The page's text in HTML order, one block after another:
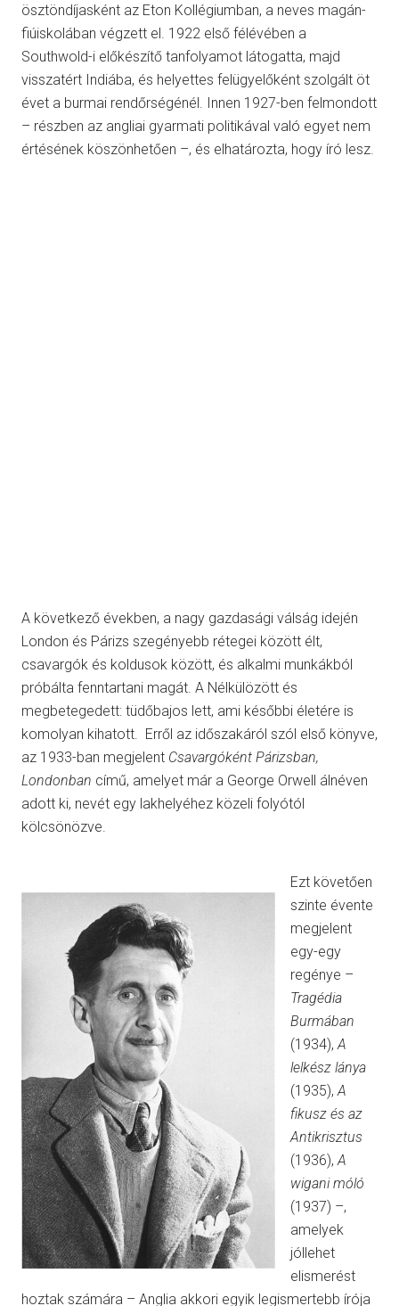
ösztöndíjasként az Eton Kollégiumban, a neves magán-
fiúiskolában végzett el. 1922 első félévében a
Southwold-i előkészítő tanfolyamot látogatta, majd
visszatért Indiába, és helyettes felügyelőként szolgált öt
évet a burmai rendőrségénél. Innen 1927-ben felmondott
– részben az angliai gyarmati politikával való egyet nem
értésének köszönhetően –, és elhatározta, hogy író lesz.
A következő években, a nagy gazdasági válság idején
London és Párizs szegényebb rétegei között élt,
csavargók és koldusok között, és alkalmi munkákból
próbálta fenntartani magát. A Nélkülözött és
megbetegedett: tüdőbajos lett, ami későbbi életére is
komolyan kihatott. Erről az időszakáról szól első könyve,
az 1933-ban megjelent Csavargóként Párizsban,
Londonban című, amelyet már a George Orwell álnéven
adott ki, nevét egy lakhelyéhez közeli folyótól
kölcsönözve.
Ezt követően
szinte évente
megjelent
egy-egy
regénye –
Tragédia
Burmában
(1934), A
lelkész lánya
(1935), A
fikusz és az
Antikrisztus
(1936), A
wigani móló
(1937) –,
amelyek
jóllehet
elismerést
hoztak számára – Anglia akkori egyik legismertebb írója